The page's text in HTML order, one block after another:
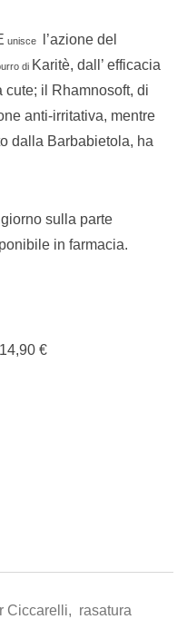
unisce
l’azione del
di Karitè, dall’ efficacia
il Rhamnosoft, di
anti-irritativa, mentre
dalla Barbabietola, ha
sulla parte
in farmacia.
€
Ciccarelli, rasatura